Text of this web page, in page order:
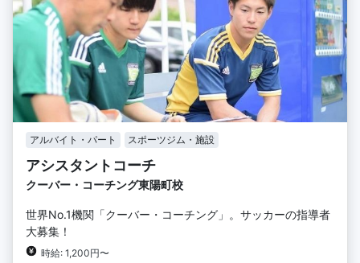
アルバイト・パート スポーツジム・施設
アシスタントコーチ
クーバー・コーチング東陽町校
世界No.1機関「クーバー・コーチング」。サッカーの指導者
大募集！
時給: 1,200円〜